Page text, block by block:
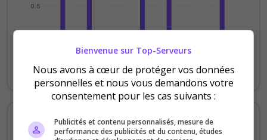
0.5
Votes Clics
Votes et clics mensuels
Bienvenue sur Top-Serveurs
Nous avons à cœur de protéger vos données
personnelles et nous vous demandons votre
consentement pour les cas suivants :
Publicités et contenu personnalisés, mesure de
performance des publicités et du contenu, études